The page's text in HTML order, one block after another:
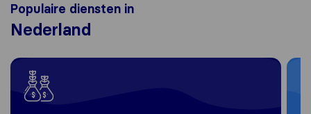
Populaire diensten in
Nederland